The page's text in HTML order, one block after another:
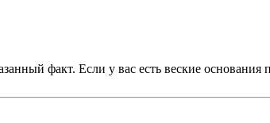
факт. Если у вас есть веские основания